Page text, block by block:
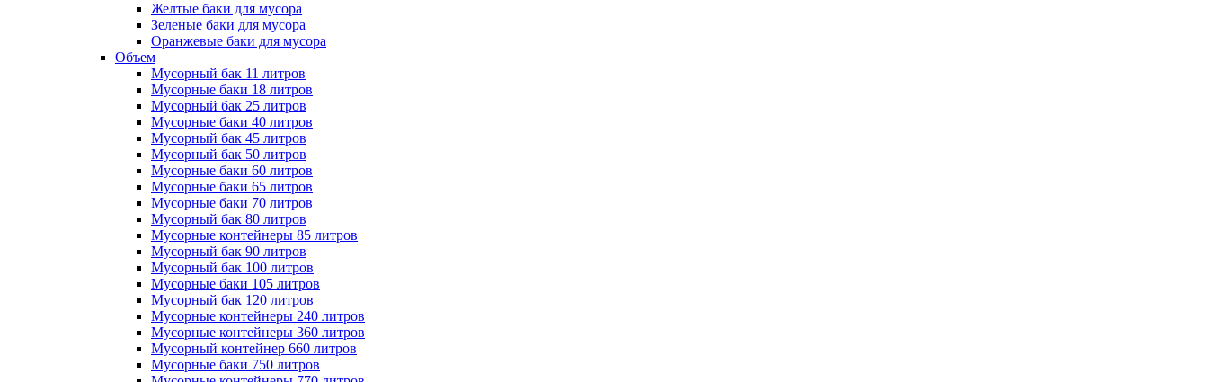
Желтые баки для мусора
Зеленые баки для мусора
Оранжевые баки для мусора
Объем
Мусорный бак 11 литров
Мусорные баки 18 литров
Мусорный бак 25 литров
Мусорные баки 40 литров
Мусорный бак 45 литров
Мусорный бак 50 литров
Мусорные баки 60 литров
Мусорные баки 65 литров
Мусорные баки 70 литров
Мусорный бак 80 литров
Мусорные контейнеры 85 литров
Мусорный бак 90 литров
Мусорный бак 100 литров
Мусорные баки 105 литров
Мусорный бак 120 литров
Мусорные контейнеры 240 литров
Мусорные контейнеры 360 литров
Мусорный контейнер 660 литров
Мусорные баки 750 литров